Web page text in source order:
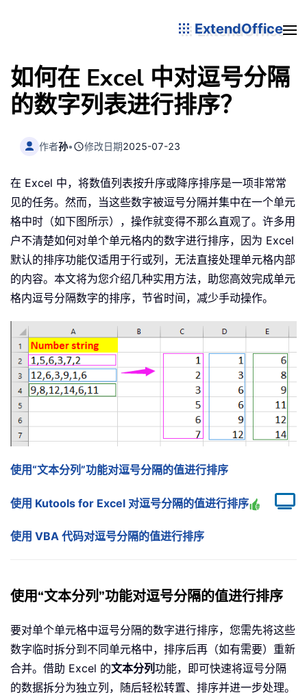
ExtendOffice
如何在 Excel 中对逗号分隔
的数字列表进行排序？
作者孙• 修改日期2025-07-23
在 Excel 中，将数值列表按升序或降序排序是一项非常常
见的任务。然而，当这些数字被逗号分隔并集中在一个单元
格中时（如下图所示），操作就变得不那么直观了。许多用
户不清楚如何对单个单元格内的数字进行排序，因为 Excel
默认的排序功能仅适用于行或列，无法直接处理单元格内部
的内容。本文将为您介绍几种实用方法，助您高效完成单元
格内逗号分隔数字的排序，节省时间，减少手动操作。
使用“文本分列”功能对逗号分隔的值进行排序
使用 Kutools for Excel 对逗号分隔的值进行排序
使用 VBA 代码对逗号分隔的值进行排序
使用“文本分列”功能对逗号分隔的值进行排序
要对单个单元格中逗号分隔的数字进行排序，您需先将这些
数字临时拆分到不同单元格中，排序后再（如有需要）重新
合并。借助 Excel 的文本分列功能，即可快速将逗号分隔
的数据拆分为独立列，随后轻松转置、排序并进一步处理。